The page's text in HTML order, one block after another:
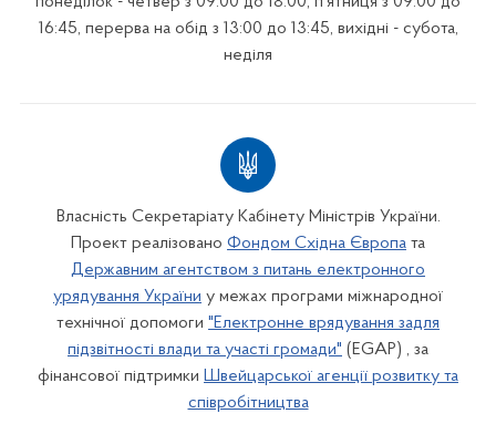
16:45, перерва на обід з 13:00 до 13:45, вихідні - субота,
неділя
Власність Секретаріату Кабінету Міністрів України.
Проект реалізовано Фондом Східна Європа та
Державним агентством з питань електронного
урядування України у межах програми міжнародної
технічної допомоги "Електронне врядування задля
підзвітності влади та участі громади" (EGAP) , за
фінансової підтримки Швейцарської агенції розвитку та
співробітництва